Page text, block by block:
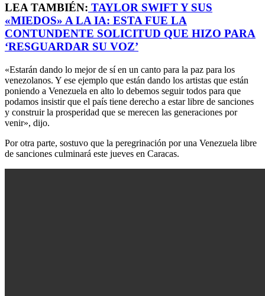
LEA TAMBIÉN: TAYLOR SWIFT Y SUS
«MIEDOS» A LA IA: ESTA FUE LA
CONTUNDENTE SOLICITUD QUE HIZO PARA
‘RESGUARDAR SU VOZ’
«Estarán dando lo mejor de sí en un canto para la paz para los
venezolanos. Y ese ejemplo que están dando los artistas que están
poniendo a Venezuela en alto lo debemos seguir todos para que
podamos insistir que el país tiene derecho a estar libre de sanciones
y construir la prosperidad que se merecen las generaciones por
venir», dijo.
Por otra parte, sostuvo que la peregrinación por una Venezuela libre
de sanciones culminará este jueves en Caracas.